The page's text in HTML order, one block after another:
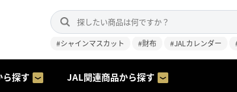
#シャインマスカット #財布 #JALカレンダー
ら探す JAL関連商品から探す